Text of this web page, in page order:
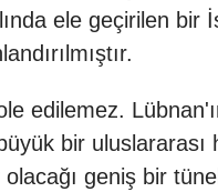
ele geçirilen bir
edilemez.
bir uluslararası
geniş bir